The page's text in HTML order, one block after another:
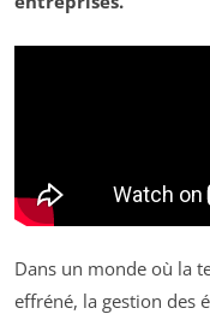
Dans un monde où la
effréné, la gestion des